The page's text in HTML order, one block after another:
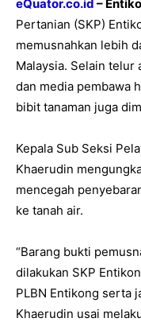
eQuator.co.id –
Pertanian (SKP)
memusnahkan lebih
Malaysia. Selain telur
dan media pembawa
bibit tanaman juga
Kepala Sub Seksi
Khaerudin
mencegah
ke tanah air.
“Barang bukti
dilakukan SKP
PLBN Entikong serta
Khaerudin usai